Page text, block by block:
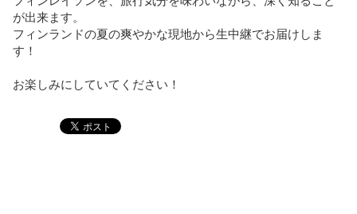
が出来ます。
フィンランドの夏の爽やかな現地から生中継でお届けしま
す！
お楽しみにしていてください！